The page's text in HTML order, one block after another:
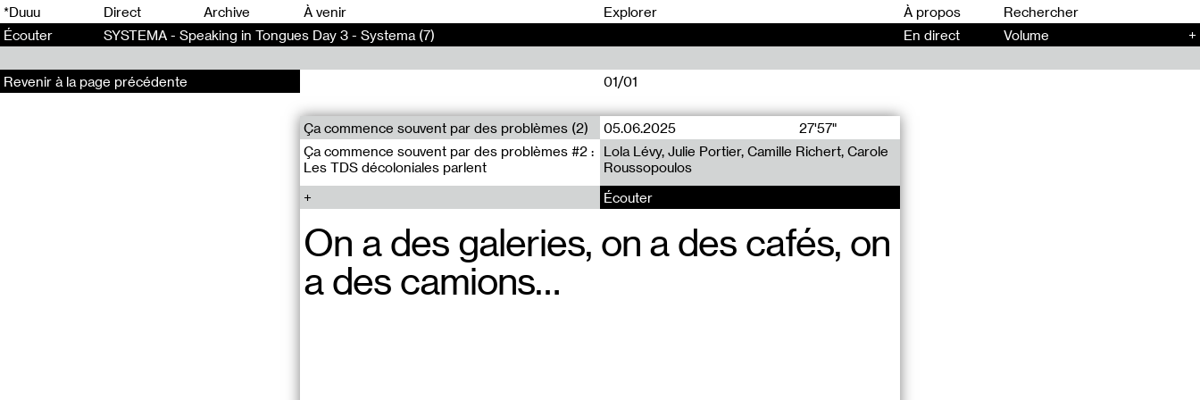
*Duuu Direct Archive À venir Explorer
À propos
Écouter
SYSTEMA - Speaking in Tongues Day 3 - Systema (7) En direct Volume +
01/01
Ça commence souvent par des problèmes (2) 05.06.2025
27'57"
Ça commence souvent par des problèmes #2 :
Les TDS décoloniales parlent
Lola Lévy, Julie Portier, Camille Richert, Carole
Roussopoulos
Écouter
On a des galeries, on a des cafés, on
a des camions…
Revenir à la page précédente
00 00